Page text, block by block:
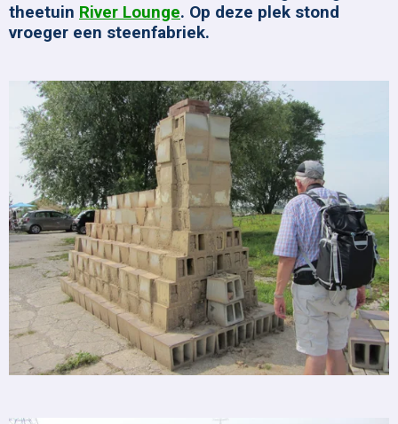
theetuin River Lounge. Op deze plek stond
vroeger een steenfabriek.